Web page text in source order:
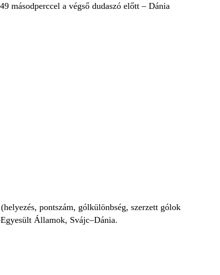
másodperccel a végső dudaszó előtt – Dánia
pontszám, gólkülönbség, szerzett gólok
Államok, Svájc–Dánia.